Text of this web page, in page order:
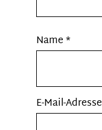
Name*
E-Mail-Adresse